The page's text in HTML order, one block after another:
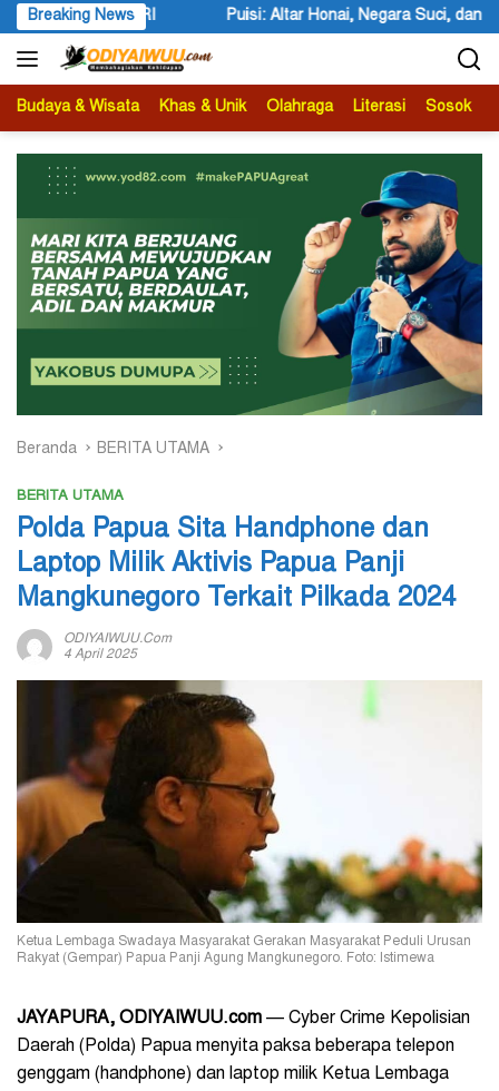
Langsung
ke
konten
Breaking News
Negara Suci, dan Utusan Langit Karya Siswa dan Siswi SMA
Budaya & Wisata Khas & Unik Olahraga Literasi Sosok
Beranda BERITA UTAMA
BERITA UTAMA
Polda Papua Sita Handphone dan
Laptop Milik Aktivis Papua Panji
Mangkunegoro Terkait Pilkada 2024
ODIYAIWUU.com
4 April 2025
Ketua Lembaga Swadaya Masyarakat Gerakan Masyarakat Peduli Urusan
Rakyat (Gempar) Papua Panji Agung Mangkunegoro. Foto: Istimewa
JAYAPURA, ODIYAIWUU.com — Cyber Crime Kepolisian
Daerah (Polda) Papua menyita paksa beberapa telepon
genggam (handphone) dan laptop milik Ketua Lembaga